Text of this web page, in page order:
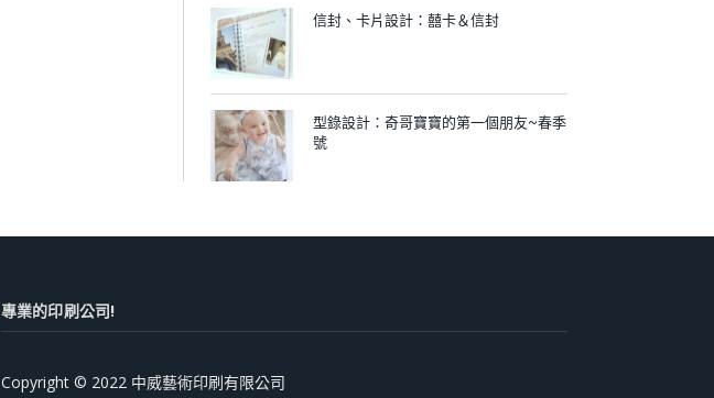
信封、卡片設計：囍卡＆信封
型錄設計：奇哥寶寶的第一個朋友~春季
號
專業的印刷公司!
Copyright © 2022 中威藝術印刷有限公司